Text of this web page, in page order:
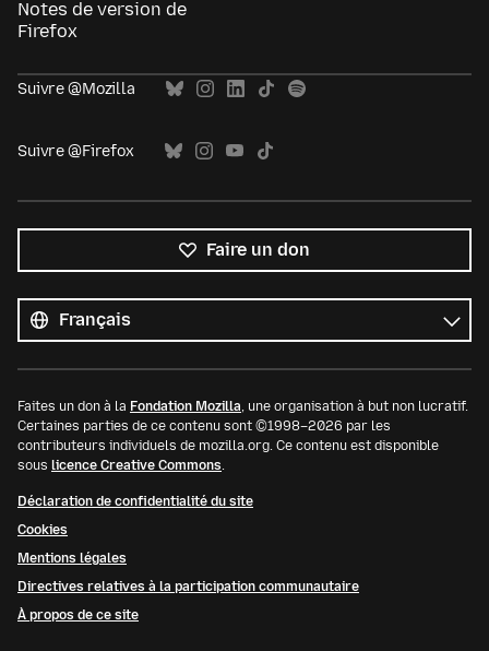
Notes de version de
Firefox
Suivre @Mozilla
Suivre @Firefox
Faire un don
les
langues
Langue
Faites un don à la Fondation Mozilla, une organisation à but non lucratif.
Certaines parties de ce contenu sont ©1998–2026 par les
contributeurs individuels de mozilla.org. Ce contenu est disponible
sous licence Creative Commons.
Déclaration de confidentialité du site
Cookies
Mentions légales
Directives relatives à la participation communautaire
À propos de ce site